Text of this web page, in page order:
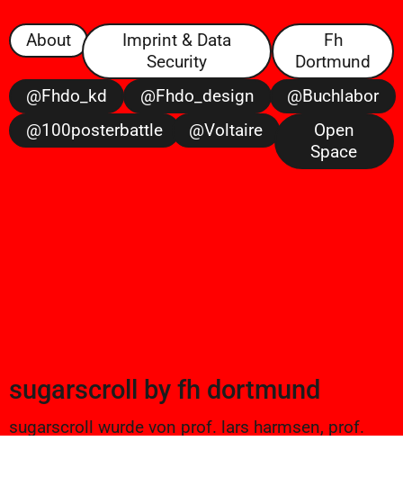
About
Imprint & Data
Security
Fh
Dortmund
@fhdo_kd
@fhdo_design
@buchlabor
@100posterbattle
@voltaire
Open
Space
sugarscroll by fh dortmund
sugarscroll wurde von prof. lars harmsen, prof.